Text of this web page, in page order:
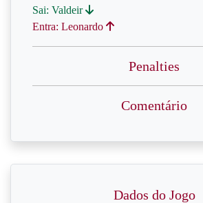
Sai: Valdeir
Entra: Leonardo
Penalties
Comentário
Dados do Jogo